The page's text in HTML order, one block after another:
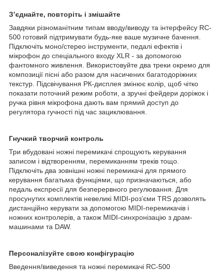
З’єднайте, повторіть і змішайте
Завдяки різноманітним типам вводу/виводу та інтерфейсу RC-
500 готовий підтримувати будь-яке ваше музичне бачення.
Підключіть моно/стерео інструменти, педалі ефектів і
мікрофон до спеціального входу XLR - за допомогою
фантомного живлення. Використовуйте два треки окремо для
композиції пісні або разом для насичених багатодоріжних
текстур. Підсвічування РК-дисплея змінює колір, щоб чітко
показати поточний режим роботи, а зручні фейдери доріжок і
ручка рівня мікрофона дають вам прямий доступ до
регулятора гучності під час зациклювання.
Гнучкий творчий контроль
Три вбудовані ножні перемикачі спрощують керування
записом і відтворенням, перемиканням треків тощо.
Підключіть два зовнішні ножні перемикачі для прямого
керування багатьма функціями, що призначаються, або
педаль експресії для безперервного регулювання. Для
просунутих комплектів невеликі MIDI-роз’єми TRS дозволять
дистанційно керувати за допомогою MIDI-перемикачів і
ножних контролерів, а також MIDI-синхронізацію з драм-
машинами та DAW.
Персоналізуйте свою конфігурацію
Введення/виведення та ножні перемикачі RC-500